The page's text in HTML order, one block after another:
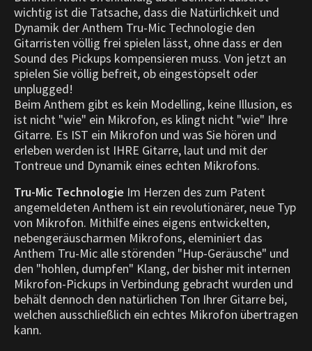
wichtig ist die Tatsache, dass die Natürlichkeit und
Dynamik der Anthem Tru-Mic Technologie den
Gitarristen völlig frei spielen lässt, ohne dass er den
Sound des Pickups kompensieren muss. Von jetzt an
spielen Sie völlig befreit, ob eingestöpselt oder
unplugged!
Beim Anthem gibt es kein Modelling, keine Illusion, es
ist nicht "wie" ein Mikrofon, es klingt nicht "wie" Ihre
Gitarre. Es IST ein Mikrofon und was Sie hören und
erleben werden ist IHRE Gitarre, laut und mit der
Tontreue und Dynamik eines echten Mikrofons.
Tru-Mic Technologie Im Herzen des zum Patent
angemeldeten Anthem ist ein revolutionärer, neue Typ
von Mikrofon. Mithilfe eines eigens entwickelten,
nebengeräuscharmen Mikrofons, eleminiert das
Anthem Tru-Mic alle störenden "Hup-Geräusche" und
den "hohlen, dumpfen" Klang, der bisher mit internen
Mikrofon-Pickups in Verbindung gebracht wurden und
behält dennoch den natürlichen Ton Ihrer Gitarre bei,
welchen ausschließlich ein echtes Mikrofon übertragen
kann.